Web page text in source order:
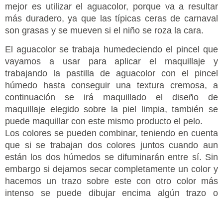
mejor es utilizar el aguacolor, porque va a resultar
más duradero, ya que las típicas ceras de carnaval
son grasas y se mueven si el niño se roza la cara.
El aguacolor se trabaja humedeciendo el pincel que
vayamos a usar para aplicar el maquillaje y
trabajando la pastilla de aguacolor con el pincel
húmedo hasta conseguir una textura cremosa, a
continuación se irá maquillado el diseño de
maquillaje elegido sobre la piel limpia, también se
puede maquillar con este mismo producto el pelo.
Los colores se pueden combinar, teniendo en cuenta
que si se trabajan dos colores juntos cuando aun
están los dos húmedos se difuminarán entre sí. Sin
embargo si dejamos secar completamente un color y
hacemos un trazo sobre este con otro color más
intenso se puede dibujar encima algún trazo o